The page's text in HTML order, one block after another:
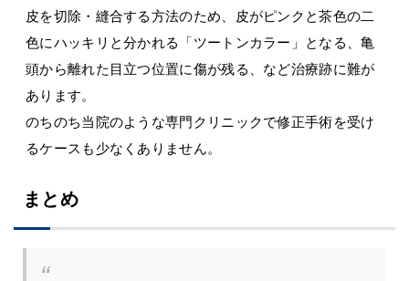
皮を切除・縫合する方法のため、皮がピンクと茶色の二
色にハッキリと分かれる「ツートンカラー」となる、亀
頭から離れた目立つ位置に傷が残る、など治療跡に難が
あります。
のちのち当院のような専門クリニックで修正手術を受け
るケースも少なくありません。
まとめ